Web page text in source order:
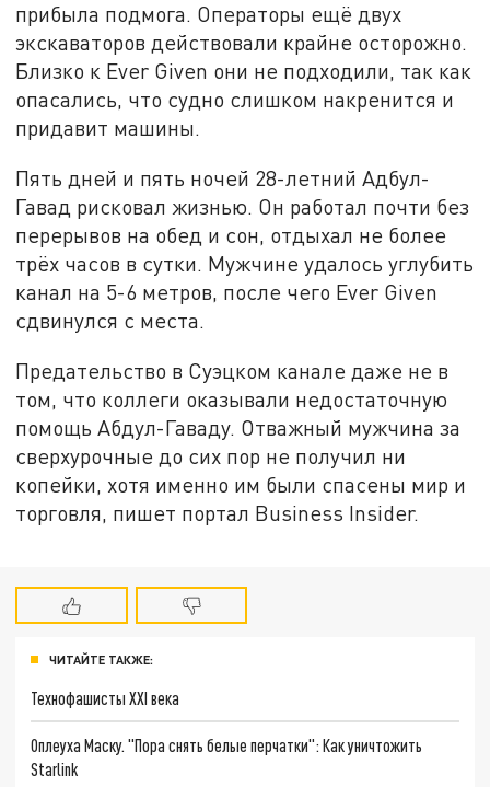
прибыла подмога. Операторы ещё двух
экскаваторов действовали крайне осторожно.
Близко к Ever Given они не подходили, так как
опасались, что судно слишком накренится и
придавит машины.
Пять дней и пять ночей 28-летний Адбул-
Гавад рисковал жизнью. Он работал почти без
перерывов на обед и сон, отдыхал не более
трёх часов в сутки. Мужчине удалось углубить
канал на 5-6 метров, после чего Ever Given
сдвинулся с места.
Предательство в Суэцком канале даже не в
том, что коллеги оказывали недостаточную
помощь Абдул-Гаваду. Отважный мужчина за
сверхурочные до сих пор не получил ни
копейки, хотя именно им были спасены мир и
торговля, пишет портал Business Insider.
ЧИТАЙТЕ ТАКЖЕ:
Технофашисты XXI века
Оплеуха Маску. "Пора снять белые перчатки": Как уничтожить
Starlink